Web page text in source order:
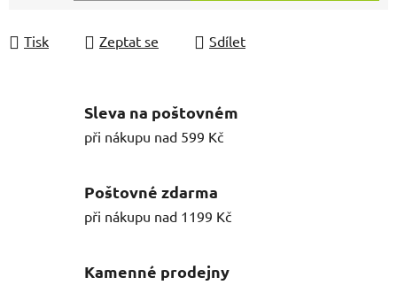
Měrná cena:
Tisk Zeptat se Sdílet
Sleva na poštovném
při nákupu nad 599 Kč
Poštovné zdarma
při nákupu nad 1199 Kč
Kamenné prodejny